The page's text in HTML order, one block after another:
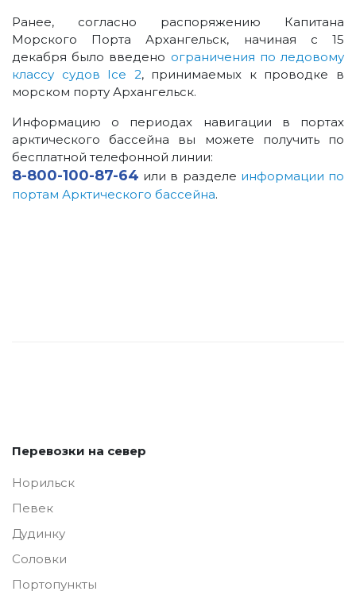
Ранее, согласно распоряжению Капитана
Морского Порта Архангельск, начиная с 15
декабря было введено ограничения по ледовому
классу судов Ice 2, принимаемых к проводке в
морском порту Архангельск.
Информацию о периодах навигации в портах
арктического бассейна вы можете получить по
бесплатной телефонной линии:
8-800-100-87-64 или в разделе информации по
портам Арктического бассейна.
Перевозки на север
Норильск
Певек
Дудинку
Соловки
Портопункты